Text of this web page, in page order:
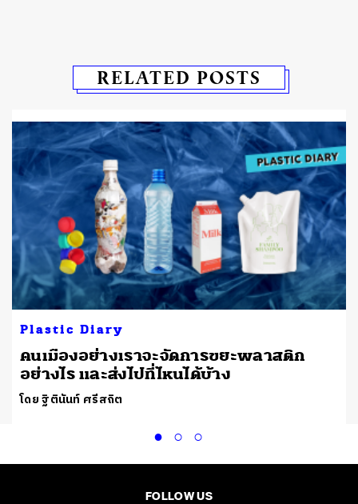
RELATED POSTS
Plastic Diary
คนเมืองอย่างเราจะจัดการขยะพลาสติก
อย่างไร และส่งไปที่ไหนได้บ้าง
โดย ฐิตินันท์ ศรีสถิต
FOLLOW US